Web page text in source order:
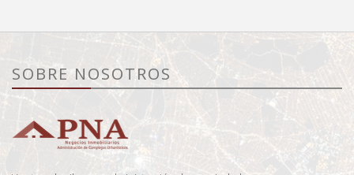
SOBRE NOSOTROS